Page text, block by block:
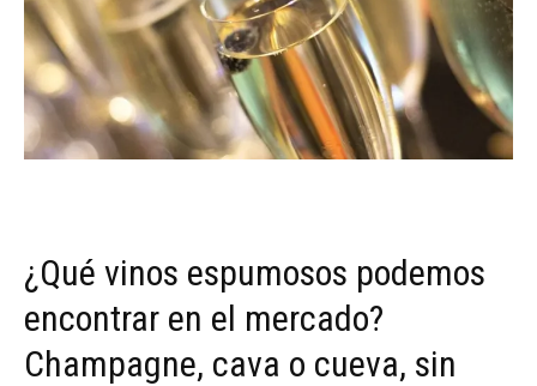
¿Qué vinos espumosos podemos
encontrar en el mercado?
Champagne, cava o cueva, sin